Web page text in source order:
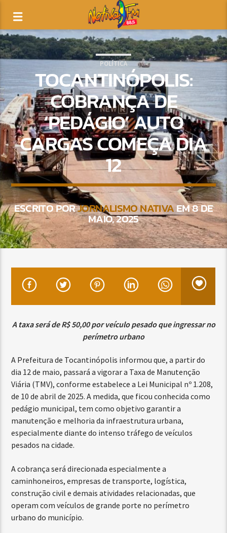
POLÍTICA
TOCANTINÓPOLIS:
COBRANÇA DE
‘PEDÁGIO’ AUTO
CARGAS COMEÇA DIA
12
ESCRITO PORJORNALISMO NATIVAEM 8 DE
MAIO, 2025
A taxa será de R$ 50,00 por veículo pesado que ingressar no
perímetro urbano
A Prefeitura de Tocantinópolis informou que, a partir do
dia 12 de maio, passará a vigorar a Taxa de Manutenção
Viária (TMV), conforme estabelece a Lei Municipal nº 1.208,
de 10 de abril de 2025. A medida, que ficou conhecida como
pedágio municipal, tem como objetivo garantir a
manutenção e melhoria da infraestrutura urbana,
especialmente diante do intenso tráfego de veículos
pesados na cidade.
A cobrança será direcionada especialmente a
caminhoneiros, empresas de transporte, logística,
construção civil e demais atividades relacionadas, que
operam com veículos de grande porte no perímetro
urbano do município.